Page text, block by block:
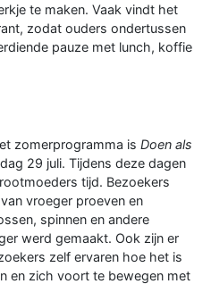
te maken. Vaak vindt het
zodat ouders ondertussen
pauze met lunch, koffie
zomerprogramma is Doen als
29 juli. Tijdens deze dagen
tijd. Bezoekers
vroeger proeven en
spinnen en andere
werd gemaakt. Ook zijn er
zelf ervaren hoe het is
en zich voort te bewegen met